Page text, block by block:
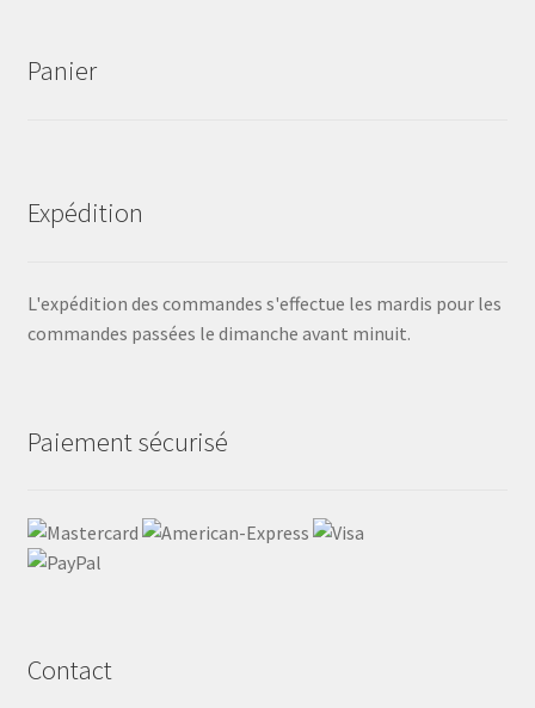
Panier
Expédition
L'expédition des commandes s'effectue les mardis pour les
commandes passées le dimanche avant minuit.
Paiement sécurisé
Contact